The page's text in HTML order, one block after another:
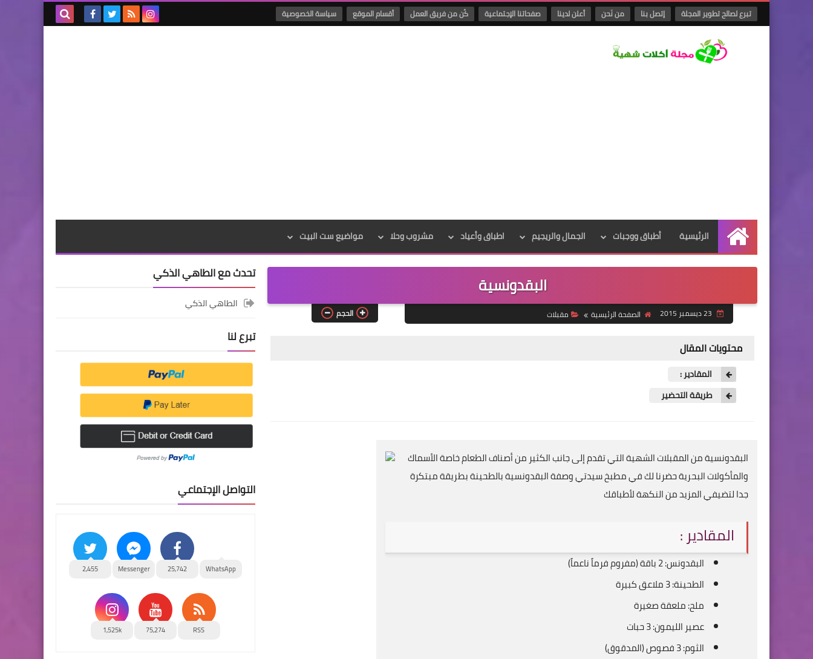
تبرع لصالح تطوير المجلة إتصل بنا من نَحن أعلن لدينا صفحاتنا الإجتماعية كُن من فريق العمل أقسام الموقع سياسة الخصوصية
الرئيسية
الرئيسية أطباق ووجبات الجمال والريجيم اطباق وأعياد مشروب وحلا مواضيع ست البيت
البقدونسية
الصفحة الرئيسية مقبلات الحجم
محتويات المقال
المقادير :
طريقة التحضير
البقدونسية من المقبلات الشهية التي تقدم إلى جانب الكثير من أصناف الطعام خاصة الأسماك
والمأكولات البحرية حضرنا لك في مطبخ سيدتي وصفة البقدونسية بالطحينة بطريقة مبتكرة
جدا لتضيفي المزيد من النكهة لأطباقك
المقادير :
البقدونس: 2 باقة (مفروم فرماً ناعماً)
الطحينة: 3 ملاعق كبيرة
ملح: ملعقة صغيرة
عصير الليمون: 3 حبات
الثوم: 3 فصوص (المدقوق)
تحدث مع الطاهي الذكي
الطاهي الذكي
تبرع لنا
التواصل الإجتماعي
WhatsApp
25,742
Messenger
2,455
RSS
75,274
1,525k